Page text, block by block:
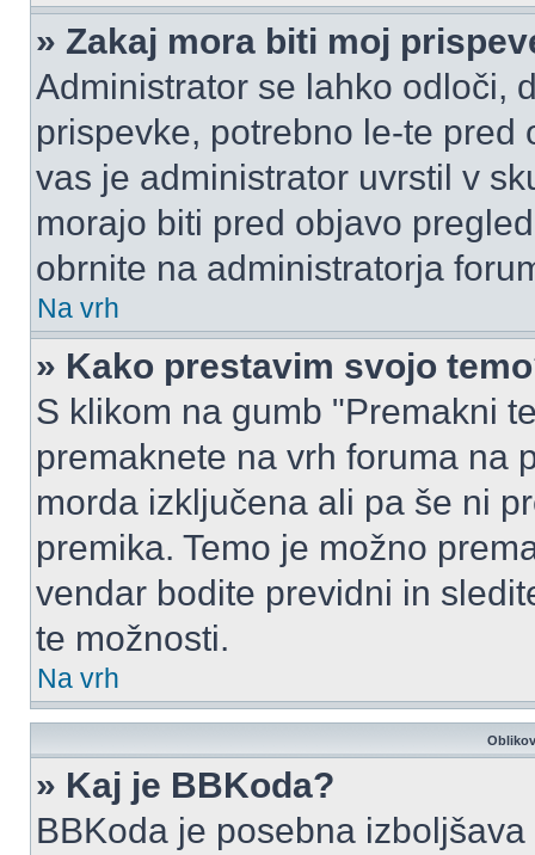
» Zakaj mora biti moj
Administrator se lahko odloči,
prispevke, potrebno le-te
vas je administrator uvrstil v
morajo biti pred objavo
obrnite na administratorja
Na vrh
» Kako prestavim svojo
S klikom na gumb "Premakni
premaknete na vrh foruma na
morda izključena ali pa še ni
premika. Temo je možno
vendar bodite previdni in
te možnosti.
Na vrh
» Kaj je BBKoda?
BBKoda je posebna